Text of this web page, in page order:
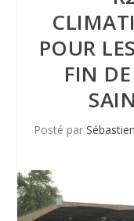
POUR
FIN
Posté par Sébastien